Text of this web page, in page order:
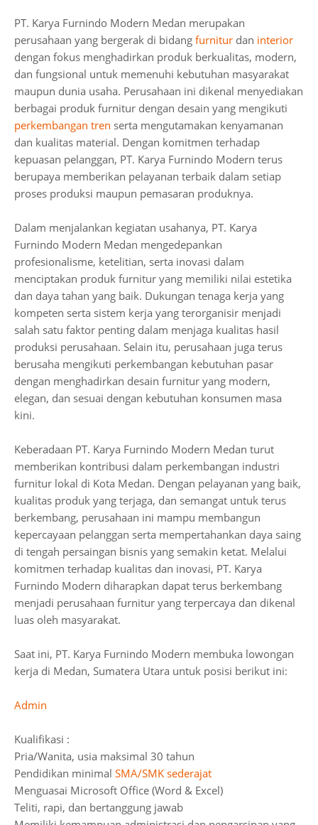
PT. Karya Furnindo Modern Medan merupakan
perusahaan yang bergerak di bidang furnitur dan interior
dengan fokus menghadirkan produk berkualitas, modern,
dan fungsional untuk memenuhi kebutuhan masyarakat
maupun dunia usaha. Perusahaan ini dikenal menyediakan
berbagai produk furnitur dengan desain yang mengikuti
perkembangan tren serta mengutamakan kenyamanan
dan kualitas material. Dengan komitmen terhadap
kepuasan pelanggan, PT. Karya Furnindo Modern terus
berupaya memberikan pelayanan terbaik dalam setiap
proses produksi maupun pemasaran produknya.
Dalam menjalankan kegiatan usahanya, PT. Karya
Furnindo Modern Medan mengedepankan
profesionalisme, ketelitian, serta inovasi dalam
menciptakan produk furnitur yang memiliki nilai estetika
dan daya tahan yang baik. Dukungan tenaga kerja yang
kompeten serta sistem kerja yang terorganisir menjadi
salah satu faktor penting dalam menjaga kualitas hasil
produksi perusahaan. Selain itu, perusahaan juga terus
berusaha mengikuti perkembangan kebutuhan pasar
dengan menghadirkan desain furnitur yang modern,
elegan, dan sesuai dengan kebutuhan konsumen masa
kini.
Keberadaan PT. Karya Furnindo Modern Medan turut
memberikan kontribusi dalam perkembangan industri
furnitur lokal di Kota Medan. Dengan pelayanan yang baik,
kualitas produk yang terjaga, dan semangat untuk terus
berkembang, perusahaan ini mampu membangun
kepercayaan pelanggan serta mempertahankan daya saing
di tengah persaingan bisnis yang semakin ketat. Melalui
komitmen terhadap kualitas dan inovasi, PT. Karya
Furnindo Modern diharapkan dapat terus berkembang
menjadi perusahaan furnitur yang terpercaya dan dikenal
luas oleh masyarakat.
Saat ini, PT. Karya Furnindo Modern membuka lowongan
kerja di Medan, Sumatera Utara untuk posisi berikut ini:
Admin
Kualifikasi :
Pria/Wanita, usia maksimal 30 tahun
Pendidikan minimal SMA/SMK sederajat
Menguasai Microsoft Office (Word & Excel)
Teliti, rapi, dan bertanggung jawab